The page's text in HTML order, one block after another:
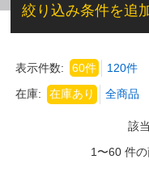
絞り込み条件を追
表示件数: 60件 120件
在庫:
該
1〜60 件の